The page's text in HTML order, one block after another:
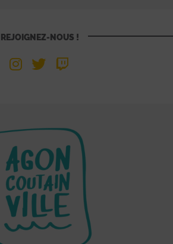
REJOIGNEZ-NOUS !